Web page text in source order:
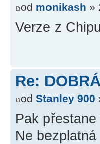
od monikash »
Verze z
Re:
od Stanley 900
Pak
Ne